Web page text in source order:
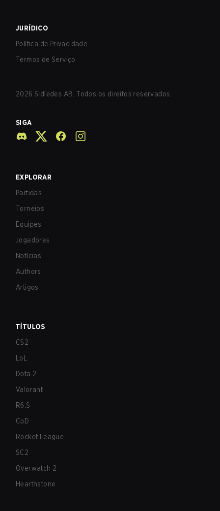
JURÍDICO
Política de Privacidade
Termos de Serviço
2026 Sidledes AB. Todos os direitos reservados.
SIGA
EXPLORAR
Partidas
Torneios
Equipes
Jogadores
Notícias
Authors
Artigos
TÍTULOS
CS2
LoL
Dota 2
Valorant
R6:S
CoD
Rocket League
SC2
Overwatch 2
Hearthstone